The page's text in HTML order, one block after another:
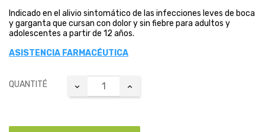
Indicado en el alivio sintomático de las infecciones leves de boca
y garganta que cursan con dolor y sin fiebre para adultos y
adolescentes a partir de 12 años.
ASISTENCIA FARMACÉUTICA
QUANTITÉ